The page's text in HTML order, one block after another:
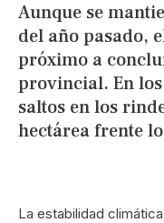
Aunque se
del año pasado,
próximo a
provincial. En
saltos en los
hectárea frente
La estabilidad